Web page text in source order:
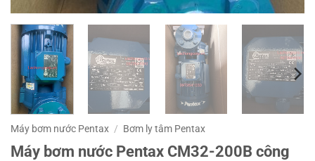
Máy bơm nước Pentax / Bơm ly tâm Pentax
Máy bơm nước Pentax CM32-200B công